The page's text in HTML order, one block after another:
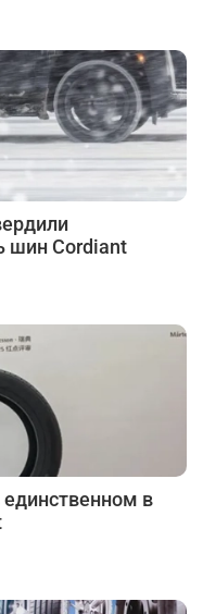
шин Cordiant
в